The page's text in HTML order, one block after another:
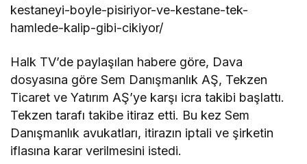
kestaneyi-boyle-pisiriyor-ve-kestane-tek-
hamlede-kalip-gibi-cikiyor/
Halk TV’de paylaşılan habere göre, Dava
dosyasına göre Sem Danışmanlık AŞ, Tekzen
Ticaret ve Yatırım AŞ’ye karşı icra takibi başlattı.
Tekzen tarafı takibe itiraz etti. Bu kez Sem
Danışmanlık avukatları, itirazın iptali ve şirketin
iflasına karar verilmesini istedi.